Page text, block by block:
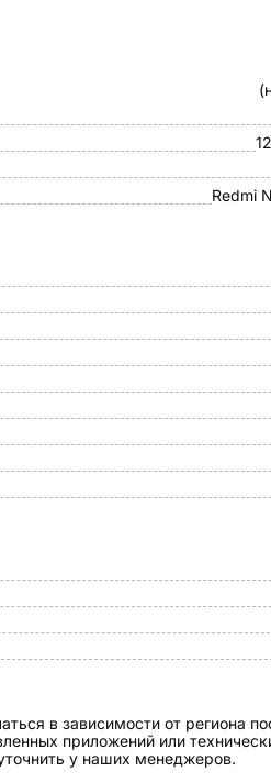
Redmi
в зависимости от региона
приложений или
у наших менеджеров.